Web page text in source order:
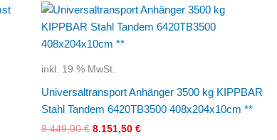
inkl. 19 % MwSt.
Universaltransport Anhänger 3500 kg KIPPBAR
Stahl Tandem 6420TB3500 408x204x10cm **
8.449,00€
Ursprünglicher
war:
8.449,00 €
8.151,50 €
Aktueller
ist: